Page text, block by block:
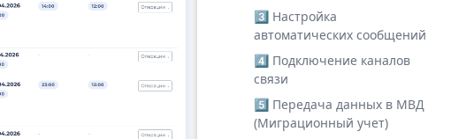
3️⃣ Настройка
автоматических сообщений
4️⃣ Подключение каналов
связи
5️⃣ Передача данных в МВД
(Миграционный учет)